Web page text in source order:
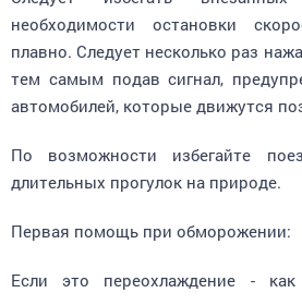
необходимости остановки
плавно. Следует несколько раз
тем самым подав сигнал,
автомобилей, которые движутся
длительных прогулок на природе.
посидите в теплом помещении